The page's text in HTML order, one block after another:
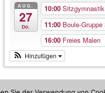
AUG.
27
Do.
10:00 Sitzgymnastik
11:00 Boule-
16:00 Freies Malen
Hinzufügen